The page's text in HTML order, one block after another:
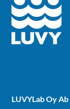
LUVYLab Oy Ab